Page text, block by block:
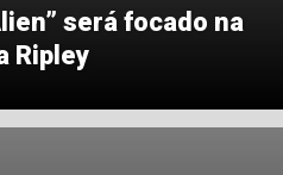
será focado na
Ripley